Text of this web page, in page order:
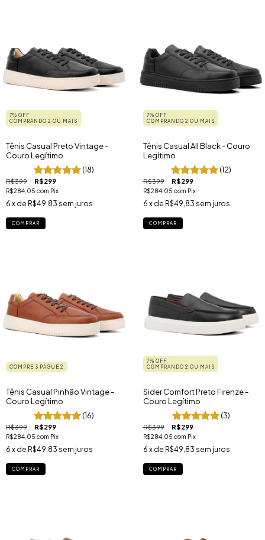
7% OFF
COMPRANDO 2 OU MAIS
Tênis Casual Preto Vintage -
Couro Legítimo
(18)
R$399 R$299
R$284,05 com Pix
6 x de R$49,83 sem juros
COMPRAR
7% OFF
COMPRANDO 2 OU MAIS
Tênis Casual All Black - Couro
Legítimo
(12)
R$399 R$299
R$284,05 com Pix
6 x de R$49,83 sem juros
COMPRAR
COMPRE 3 PAGUE 2
Tênis Casual Pinhão Vintage -
Couro Legítimo
(16)
R$399 R$299
R$284,05 com Pix
6 x de R$49,83 sem juros
COMPRAR
7% OFF
COMPRANDO 2 OU MAIS
Sider Comfort Preto Firenze -
Couro Legítimo
(3)
R$399 R$299
R$284,05 com Pix
6 x de R$49,83 sem juros
COMPRAR